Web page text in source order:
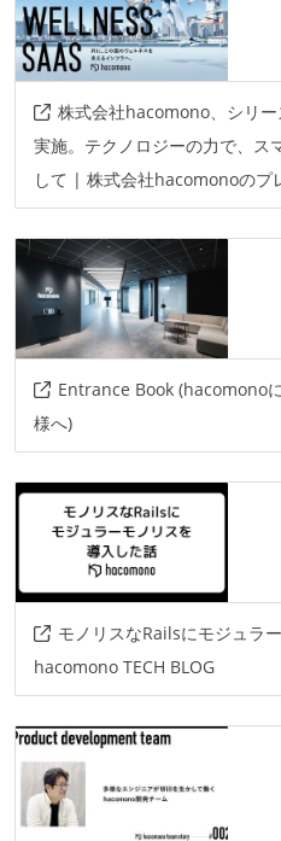
株式会社hacomono、シリ
実施。テクノロジーの力で、ス
して | 株式会社hacomonoのプ
Entrance Book (hacomono
様へ)
モノリスなRailsにモジュラ
hacomono TECH BLOG